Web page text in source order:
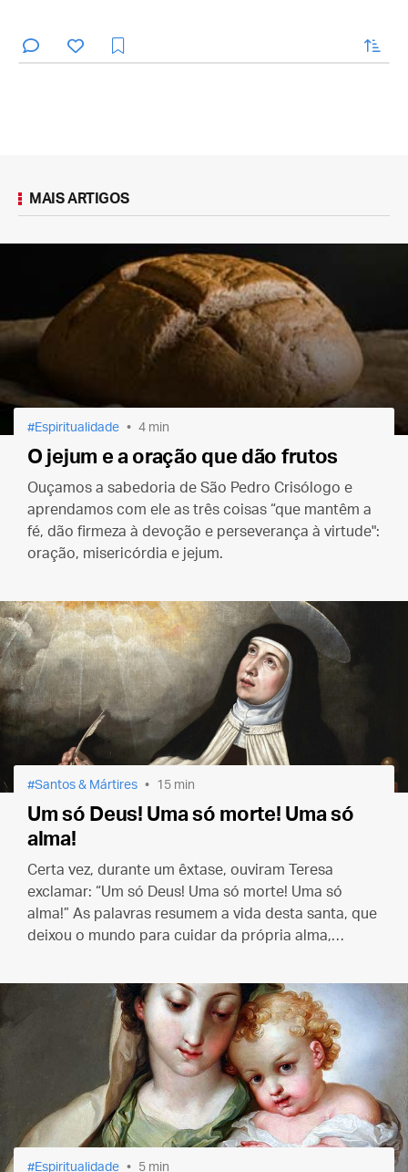
enviar
MAIS ARTIGOS
Espiritualidade 4 min
O jejum e a oração que dão frutos
Ouçamos a sabedoria de São Pedro Crisólogo e
aprendamos com ele as três coisas “que mantêm a
fé, dão firmeza à devoção e perseverança à virtude":
oração, misericórdia e jejum.
Santos & Mártires 15 min
Um só Deus! Uma só morte! Uma só
alma!
Certa vez, durante um êxtase, ouviram Teresa
exclamar: “Um só Deus! Uma só morte! Uma só
alma!” As palavras resumem a vida desta santa, que
deixou o mundo para cuidar da própria alma,
Espiritualidade 5 min